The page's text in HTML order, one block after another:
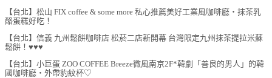
【台北】松山 FIX coffee & some more 私心推薦美好工業風咖啡廳‧抹茶乳
酪蛋糕好吃！
【台北】信義 九州鬆餅咖啡店 松菸二店新開幕 台灣限定九州抹茶提拉米蘇
鬆餅！♥♥♥
【台北】小巨蛋 ZOO COFFEE Breeze微風南京2F*韓劇「善良的男人」的韓
國咖啡廳‧外帶豹紋杯♡